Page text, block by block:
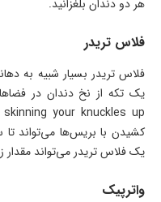
هر دو دندان بلغزانید.
فلاس تریدر
فلاس تریدر بسیار شبیه به
یک تکه از نخ دندان در
کشیدن با بریس‌ها می‌تواند تا
یک فلاس تریدر می‌تواند
واترپیک